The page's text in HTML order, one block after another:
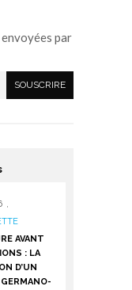
par
,
AVANT
: LA
D’UN